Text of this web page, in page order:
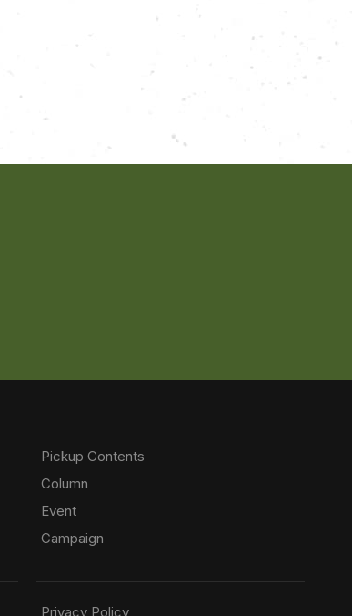
Pickup Contents
Column
Event
Campaign
Privacy Policy